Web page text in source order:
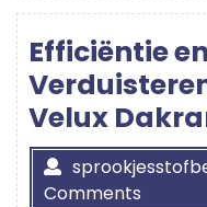
Efficiëntie
Velux
Comments